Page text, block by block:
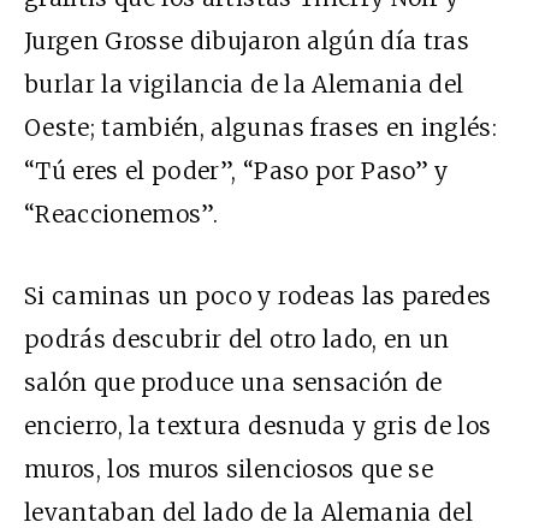
Jurgen Grosse dibujaron algún día tras
burlar la vigilancia de la Alemania del
Oeste; también, algunas frases en inglés:
“Tú eres el poder”, “Paso por Paso” y
“Reaccionemos”.
Si caminas un poco y rodeas las paredes
podrás descubrir del otro lado, en un
salón que produce una sensación de
encierro, la textura desnuda y gris de los
muros, los muros silenciosos que se
levantaban del lado de la Alemania del